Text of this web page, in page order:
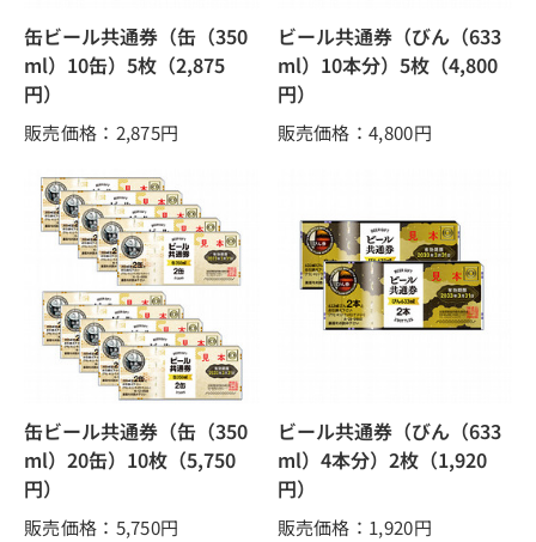
缶ビール共通券（缶（350
ml）10缶）5枚（2,875
円）
販売価格：2,875円
ビール共通券（びん（633
ml）10本分）5枚（4,800
円）
販売価格：4,800円
缶ビール共通券（缶（350
ml）20缶）10枚（5,750
円）
販売価格：5,750円
ビール共通券（びん（633
ml）4本分）2枚（1,920
円）
販売価格：1,920円